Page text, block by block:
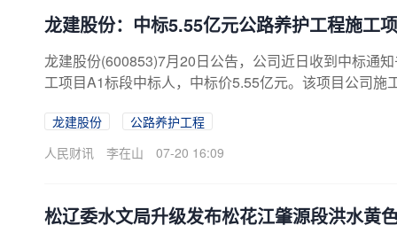
龙建股份：中标5.55亿元公路养护工程施工
龙建股份(600853)7月20日公告，公司近日收到中标通
工项目A1标段中标人，中标价5.55亿元。该项目公司
龙建股份
公路养护工程
人民财讯
李在山 07-20 16:09
松辽委水文局升级发布松花江肇源段洪水黄